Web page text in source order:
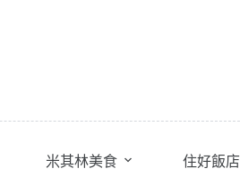
米其林美食 住好飯店